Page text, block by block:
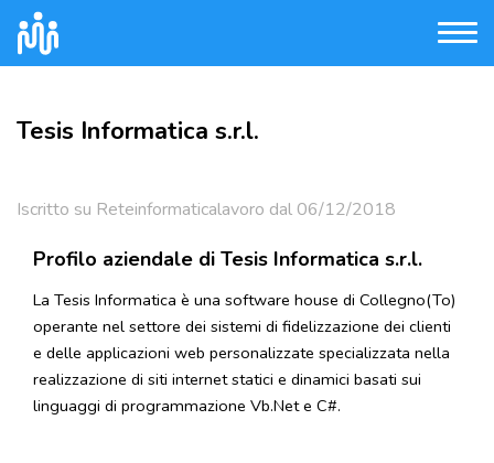
Tesis Informatica s.r.l.
Iscritto su Reteinformaticalavoro dal 06/12/2018
Profilo aziendale di Tesis Informatica s.r.l.
La Tesis Informatica è una software house di Collegno(To)
operante nel settore dei sistemi di fidelizzazione dei clienti
e delle applicazioni web personalizzate specializzata nella
realizzazione di siti internet statici e dinamici basati sui
linguaggi di programmazione Vb.Net e C#.